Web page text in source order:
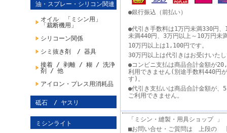
油・スプレー・シリコン関連
オイル 「ミシン用」
「裁断機用」
シリコーン関係
シミ抜き剤 / 器具
接着 / 剥離 / 糊 / 洗浄
剤 / 他
アイロン・プレス用消耗品
砥石 / ヤスリ
ミシンライト
●銀行振込（前払い）
●代引き手数料は1万円未満330円
未満440円、3万円以上～10万円未
10万円以上は1,100円です。
30万円以上は代引きはお受けいた
●コンビニ支払は商品合計金額が
利用できません(別途手数料440円
す)。
●代引き支払いは商品合計金額が、
ご利用できません。
「ミシン・縫製・用具ショップ 」
■お問い合せ・ご質問は 上段の